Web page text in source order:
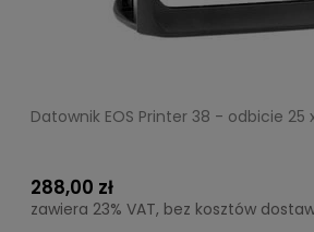
Datownik EOS Printer 38 - odbicie
288,00 zł
zawiera 23% VAT, bez kosztów